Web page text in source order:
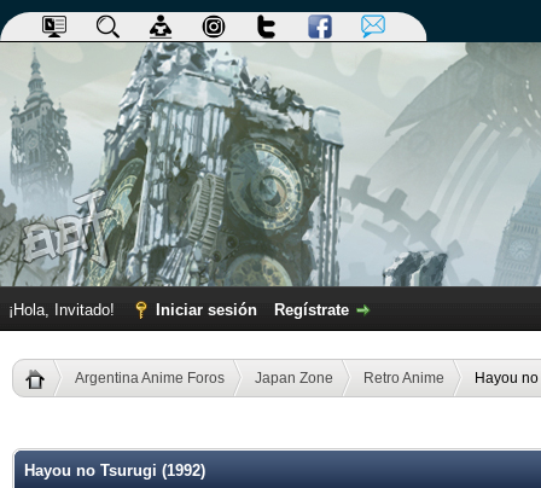
¡Hola, Invitado! Iniciar sesión Regístrate
Argentina Anime Foros Japan Zone Retro Anime Hayou
Hayou no Tsurugi (1992)